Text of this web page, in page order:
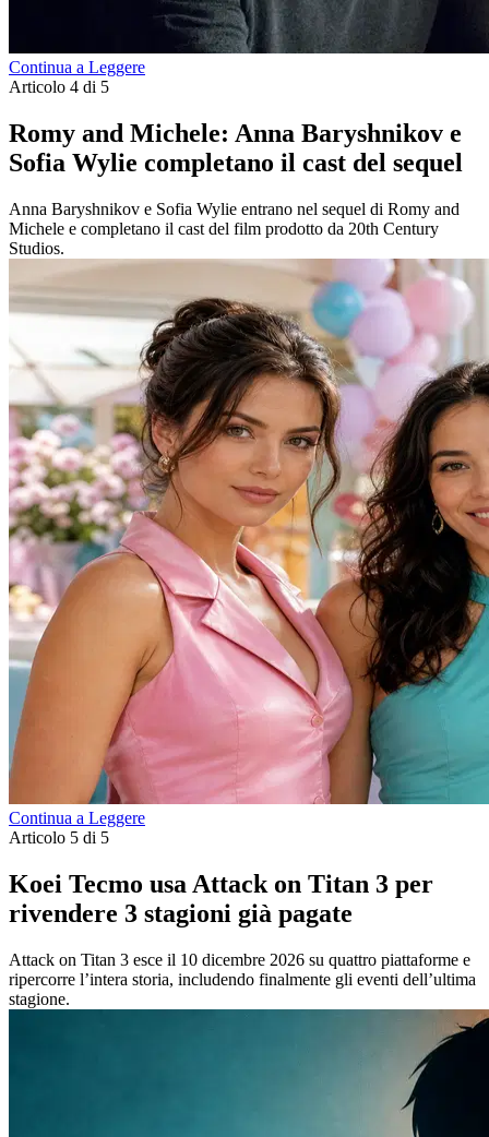
Continua a Leggere
Articolo 4 di 5
Romy and Michele: Anna Baryshnikov e
Sofia Wylie completano il cast del sequel
Anna Baryshnikov e Sofia Wylie entrano nel sequel di Romy and
Michele e completano il cast del film prodotto da 20th Century
Studios.
Continua a Leggere
Articolo 5 di 5
Koei Tecmo usa Attack on Titan 3 per
rivendere 3 stagioni già pagate
Attack on Titan 3 esce il 10 dicembre 2026 su quattro piattaforme e
ripercorre l’intera storia, includendo finalmente gli eventi dell’ultima
stagione.